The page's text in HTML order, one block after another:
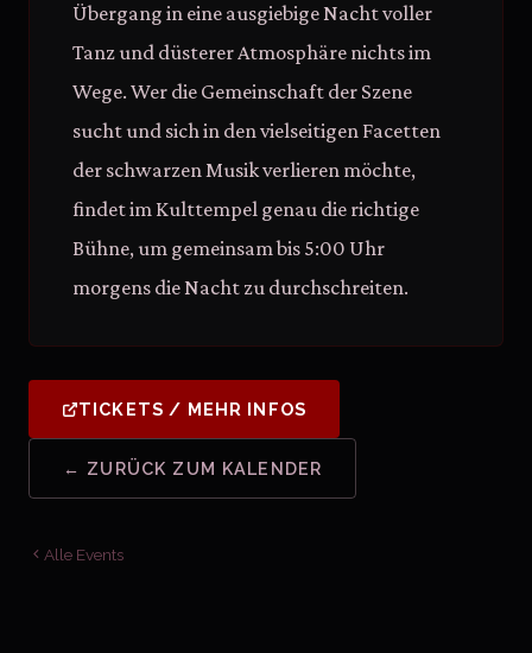
Übergang in eine ausgiebige Nacht voller
Tanz und düsterer Atmosphäre nichts im
Wege. Wer die Gemeinschaft der Szene
sucht und sich in den vielseitigen Facetten
der schwarzen Musik verlieren möchte,
findet im Kulttempel genau die richtige
Bühne, um gemeinsam bis 5:00 Uhr
morgens die Nacht zu durchschreiten.
TICKETS / MEHR INFOS
← ZURÜCK ZUM KALENDER
Alle Events